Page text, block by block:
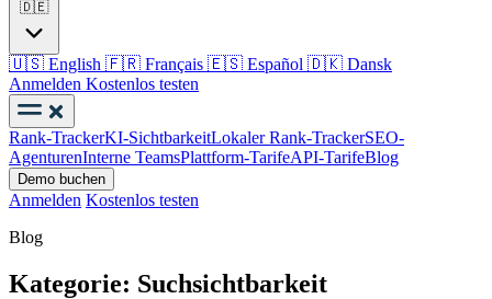
🇩🇪
🇺🇸 English 🇫🇷 Français 🇪🇸 Español 🇩🇰 Dansk
Anmelden Kostenlos testen
Rank-TrackerKI-SichtbarkeitLokaler Rank-TrackerSEO-
AgenturenInterne TeamsPlattform-TarifeAPI-TarifeBlog
Demo buchen
Anmelden Kostenlos testen
Blog
Kategorie: Suchsichtbarkeit